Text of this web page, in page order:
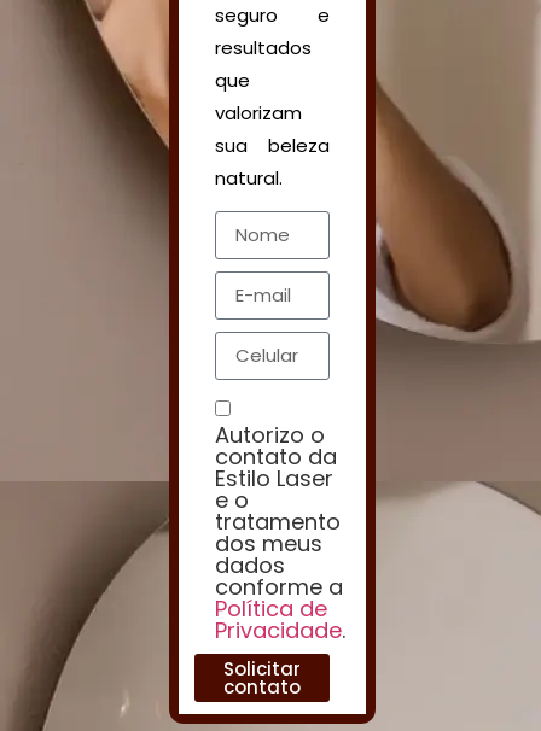
seguro e
resultados
que
valorizam
sua beleza
natural.
Nome
E-mail
Celular
Consentimento
Autorizo o
contato da
Estilo Laser
e o
tratamento
dos meus
dados
conforme a
Política de
Privacidade.
Solicitar
contato